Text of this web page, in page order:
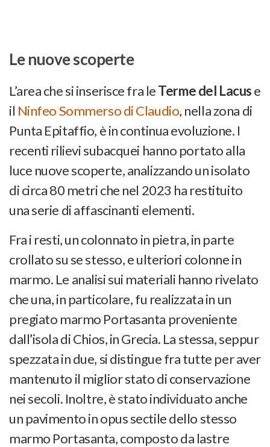
Le nuove scoperte
L’area che si inserisce fra leTerme del Lacuse
il Ninfeo Sommerso di Claudio, nella zona di
Punta Epitaffio, è in continua evoluzione. I
recenti rilievi subacquei hanno portato alla
luce nuove scoperte, analizzando un isolato
di circa 80 metri che nel 2023 ha restituito
una serie di affascinanti elementi.
Fra i resti, un colonnato in pietra, in parte
crollato su se stesso, e ulteriori colonne in
marmo. Le analisi sui materiali hanno rivelato
che una, in particolare, fu realizzata in un
pregiato marmo Portasanta proveniente
dall’isola di Chios, in Grecia. La stessa, seppur
spezzata in due, si distingue fra tutte per aver
mantenuto il miglior stato di conservazione
nei secoli. Inoltre, è stato individuato anche
un pavimento in opus sectile dello stesso
marmo Portasanta, composto da lastre